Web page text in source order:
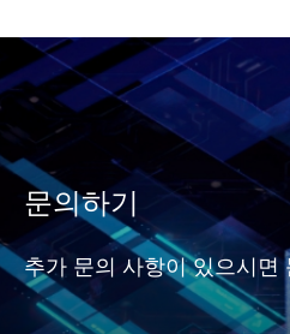
문의하기
추가 문의 사항이 있으시면